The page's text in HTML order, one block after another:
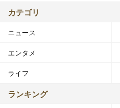
カテゴリ
ニュース
エンタメ
ライフ
ランキング